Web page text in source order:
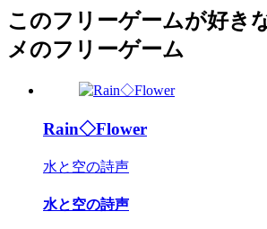
このフリーゲームが好き
メのフリーゲーム
Rain◇Flower
水と空の詩声
水と空の詩声